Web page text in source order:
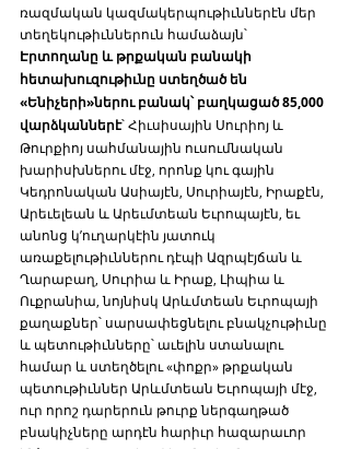
ռազմական կազմակերպութիւններէն մեր
տեղեկութիւններուն համաձայն՝
Էրտողանը և թրքական բանակի
հետախուզութիւնը ստեղծած են
«Ենիչերի»ներու բանակ՝ բաղկացած 85,000
վարձկաններէ՝ Հիւսիսային Սուրիոյ և
Թուրքիոյ սահմանային ուսումնական
խարիսխներու մէջ, որոնք կու գային
Կեդրոնական Ասիայէն, Սուրիայէն, Իրաքէն,
Արեւելեան և Արեւմտեան Եւրոպայէն, եւ
անոնց կ’ուղարկէին յատուկ
առաքելութիւններու դէպի Ազրպէյճան և
Ղարաբաղ, Սուրիա և Իրաք, Լիպիա և
Ուքրանիա, նոյնիսկ Արևմտեան Եւրոպայի
քաղաքներ՝ սարսափեցնելու բնակչութիւնը
և պետութիւնները՝ աւելին ստանալու
համար և ստեղծելու «փոքր» թրքական
պետութիւններ Արևմտեան Եւրոպայի մէջ,
ուր որոշ դարերուն թուրք ներգաղթած
բնակիչները արդէն հարիւր հազարաւոր